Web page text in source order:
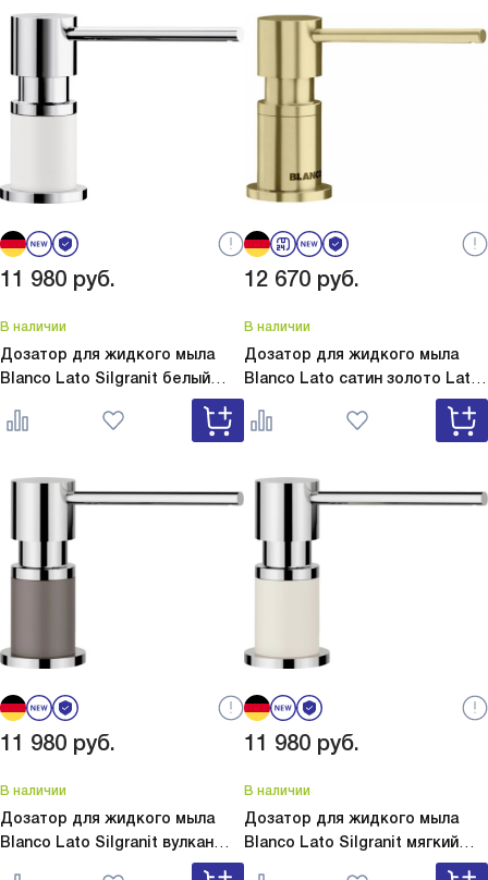
11 980 руб.
В наличии
Дозатор для жидкого мыла
Blanco Lato Silgranit белый
Lato Silgranit белый 525814
12 670 руб.
В наличии
Дозатор для жидкого мыла
Blanco Lato сатин золото Lato
11 980 руб.
В наличии
Дозатор для жидкого мыла
Blanco Lato Silgranit вулкан
Lato Silgranit вулкан
11 980 руб.
В наличии
Дозатор для жидкого мыла
Blanco Lato Silgranit мягкий
Lato Silgranit мягкий